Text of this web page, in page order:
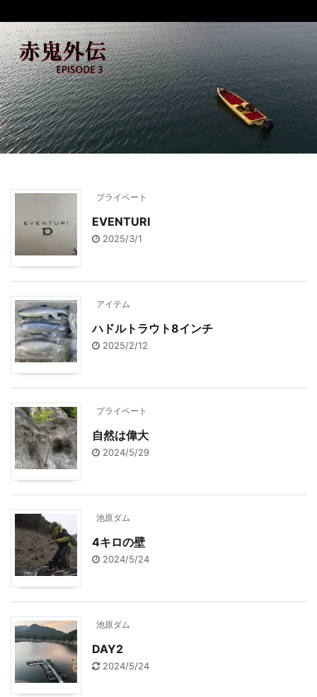
プライベート
EVENTURI
2025/3/1
アイテム
ハドルトラウト8インチ
2025/2/12
プライベート
自然は偉大
2024/5/29
池原ダム
4キロの壁
2024/5/24
池原ダム
DAY2
2024/5/24